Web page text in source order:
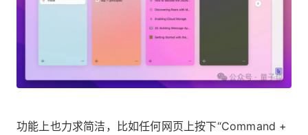
功能上也力求简洁，比如任何网页上按下“Command +